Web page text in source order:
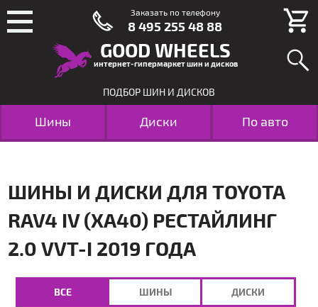
GOOD WHEELS
интернет-гипермаркет шин и дисков
ПОДБОР ШИН И ДИСКОВ
Шины Диски По авто
ШИНЫ И ДИСКИ ДЛЯ TOYOTA
RAV4 IV (XA40) РЕСТАЙЛИНГ
2.0 VVT-I 2019 ГОДА
ВСЕ ШИНЫ ДИСКИ
Заказать по телефону
8 495 255 48 88